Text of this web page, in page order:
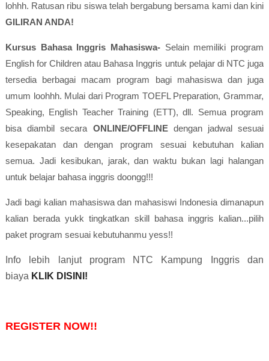
lohhh. Ratusan ribu siswa telah bergabung bersama kami dan kini
GILIRAN ANDA!
Kursus Bahasa Inggris Mahasiswa- Selain memiliki program
English for Children atau Bahasa Inggris untuk pelajar di NTC juga
tersedia berbagai macam program bagi mahasiswa dan juga
umum loohhh. Mulai dari Program TOEFL Preparation, Grammar,
Speaking, English Teacher Training (ETT), dll. Semua program
bisa diambil secara ONLINE/OFFLINE dengan jadwal sesuai
kesepakatan dan dengan program sesuai kebutuhan kalian
semua. Jadi kesibukan, jarak, dan waktu bukan lagi halangan
untuk belajar bahasa inggris doongg!!!
Jadi bagi kalian mahasiswa dan mahasiswi Indonesia dimanapun
kalian berada yukk tingkatkan skill bahasa inggris kalian...pilih
paket program sesuai kebutuhanmu yess!!
Info lebih lanjut program NTC Kampung Inggris dan
biaya KLIK DISINI!
REGISTER NOW!!